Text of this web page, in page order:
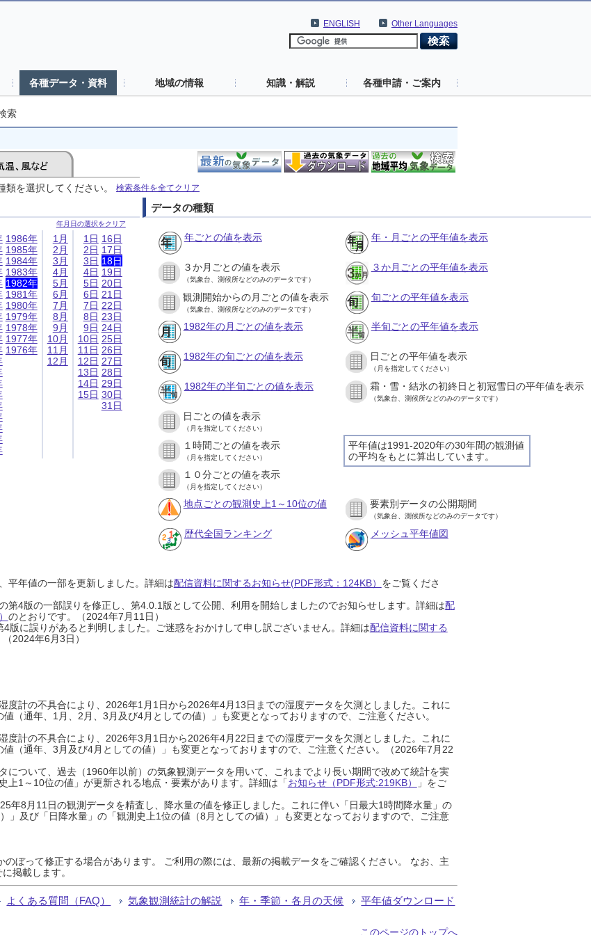
Other Languages
ENGLISH
各種データ・資料 地域の情報 知識・解説 各種申請・ご案内
索
を選択してください。 検索条件を全てクリア
年月日の選択をクリア
1986年
1985年
1984年
1983年
1982年
1981年
1980年
1979年
1978年
1977年
1976年
1月
2月
3月
4月
5月
6月
7月
8月
9月
10月
11月
12月
1日
2日
3日
4日
5日
6日
7日
8日
9日
10日
11日
12日
13日
14日
15日
16日
17日
18日
19日
20日
21日
22日
23日
24日
25日
26日
27日
28日
29日
30日
31日
データの種類
年ごとの値を表示 年・月ごとの平年値を表示
３か月ごとの値を表示
（気象台、測候所などのみのデータです）
３か月ごとの平年値を表示
観測開始からの月ごとの値を表示
（気象台、測候所などのみのデータです）
旬ごとの平年値を表示
1982年の月ごとの値を表示 半旬ごとの平年値を表示
1982年の旬ごとの値を表示 日ごとの平年値を表示
（月を指定してください）
1982年の半旬ごとの値を表示 霜・雪・結氷の初終日と初冠雪日の平年値を表示
（気象台、測候所などのみのデータです）
日ごとの値を表示
（月を指定してください）
平年値は1991-2020年の30年間の観測値
の平均をもとに算出しています。
１時間ごとの値を表示
（月を指定してください）
１０分ごとの値を表示
（月を指定してください）
地点ごとの観測史上1～10位の値 要素別データの公開期間
（気象台、測候所などのみのデータです）
歴代全国ランキング メッシュ平年値図
平年値の一部を更新しました。詳細は配信資料に関するお知らせ(PDF形式：124KB） をご覧くださ
第4版の一部誤りを修正し、第4.0.1版として公開、利用を開始しましたのでお知らせします。詳細は配
のとおりです。（2024年7月11日）
版に誤りがあると判明しました。ご迷惑をおかけして申し訳ございません。詳細は配信資料に関する
2024年6月3日）
度計の不具合により、2026年1月1日から2026年4月13日までの湿度データを欠測としました。これに
（通年、1月、2月、3月及び4月としての値）」も変更となっておりますので、ご注意ください。
度計の不具合により、2026年3月1日から2026年4月22日までの湿度データを欠測としました。これに
（通年、3月及び4月としての値）」も変更となっておりますので、ご注意ください。（2026年7月22
について、過去（1960年以前）の気象観測データを用いて、これまでより長い期間で改めて統計を実
上1～10位の値」が更新される地点・要素があります。詳細は「お知らせ（PDF形式:219KB）
」をご
年8月11日の観測データを精査し、降水量の値を修正しました。これに伴い「日最大1時間降水量」の
」及び「日降水量」の「観測史上1位の値（8月としての値）」も変更となっておりますので、ご注意
ぼって修正する場合があります。 ご利用の際には、最新の掲載データをご確認ください。 なお、主
掲載します。
よくある質問（FAQ） 気象観測統計の解説 年・季節・各月の天候 平年値ダウンロード
このページのトップへ